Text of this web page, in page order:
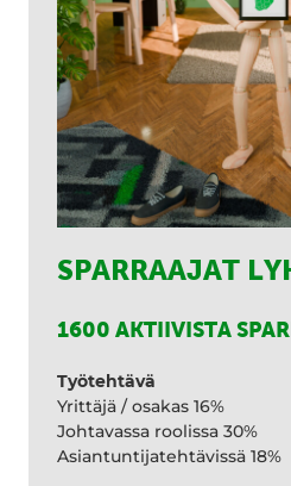
SPARRAAJAT
1600 AKTIIVISTA
Työtehtävä
Yrittäjä / osakas 16%
Johtavassa roolissa 30%
Asiantuntijatehtävissä 18%